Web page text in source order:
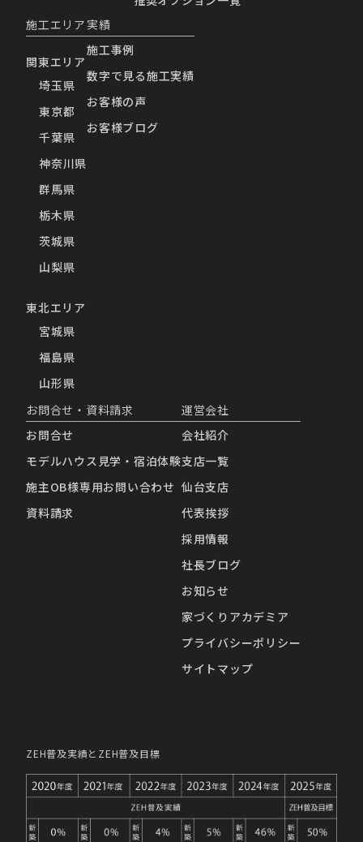
施工エリア
関東エリア
埼玉県
東京都
千葉県
神奈川県
群馬県
栃木県
茨城県
山梨県
東北エリア
宮城県
福島県
山形県
実績
施工事例
数字で見る施工実績
お客様の声
お客様ブログ
お問合せ・資料請求
お問合せ
モデルハウス見学・宿泊体験
施主OB様専用お問い合わせ
資料請求
運営会社
会社紹介
支店一覧
仙台支店
代表挨拶
採用情報
社長ブログ
お知らせ
家づくりアカデミア
プライバシーポリシー
サイトマップ
ZEH普及実績とZEH普及目標